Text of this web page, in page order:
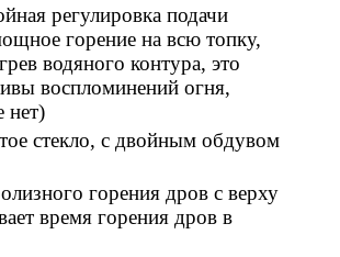
регулировка подачи
горение на всю топку,
водяного контура, это
воспломинений огня,
нет)
стекло, с двойным обдувом
горения дров с верху
время горения дров в